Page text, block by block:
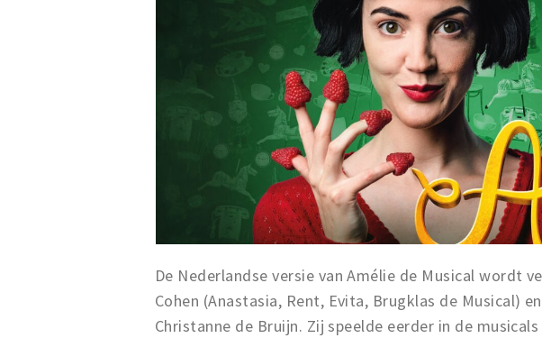
De Nederlandse versie van Amélie de Musical wordt
Cohen (Anastasia, Rent, Evita, Brugklas de Musical)
Christanne de Bruijn. Zij speelde eerder in de